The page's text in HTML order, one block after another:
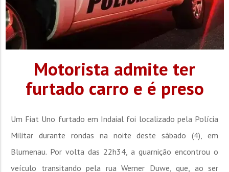
Motorista admite ter
furtado carro e é preso
Um Fiat Uno furtado em Indaial foi localizado pela Polícia
Militar durante rondas na noite deste sábado (4), em
Blumenau. Por volta das 22h34, a guarnição encontrou o
veículo transitando pela rua Werner Duwe, que, ao ser